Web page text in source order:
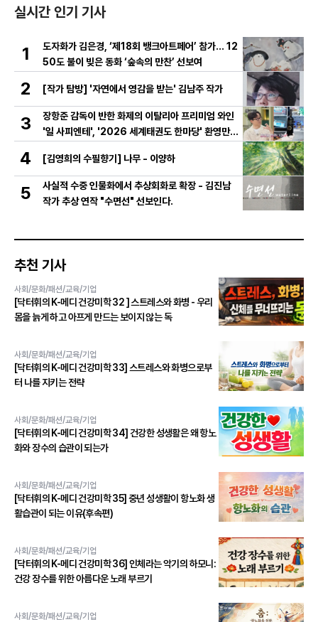
실시간 인기 기사
1
도자화가 김은경, ‘제18회 뱅크아트페어’ 참가… 12
50도 불이 빚은 동화 ‘숲속의 만찬’ 선보여
2 [작가 탐방] '자연에서 영감을 받는' 김남주 작가
3
장항준 감독이 반한 화제의 이탈리아 프리미엄 와인
'일 사피엔테', '2026 세계태권도 한마당' 환영만찬
4 [김영희의 수필향기] 나무 - 이양하
5
사실적 수중 인물화에서 추상회화로 확장 - 김진남
작가 추상 연작 "수면선" 선보인다.
추천 기사
사회/문화/패션/교육/기업
[닥터휘의 K-메디 건강미학 32 ] 스트레스와 화병 - 우리
몸을 늙게 하고 아프게 만드는 보이지 않는 독
사회/문화/패션/교육/기업
[닥터휘의 K-메디 건강미학 33] 스트레스와 화병으로부
터 나를 지키는 전략
사회/문화/패션/교육/기업
[닥터휘의 K-메디 건강미학 34] 건강한 성생활은 왜 항노
화와 장수의 습관이 되는가
사회/문화/패션/교육/기업
[닥터휘의 K-메디 건강미학 35] 중년 성생활이 항노화 생
활습관이 되는 이유(후속편)
사회/문화/패션/교육/기업
[닥터휘의 K-메디 건강미학 36] 인체라는 악기의 하모니:
건강 장수를 위한 아름다운 노래 부르기
사회/문화/패션/교육/기업